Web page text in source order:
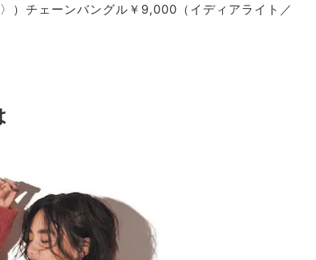
）チェーンバングル￥9,000（イディアライト／